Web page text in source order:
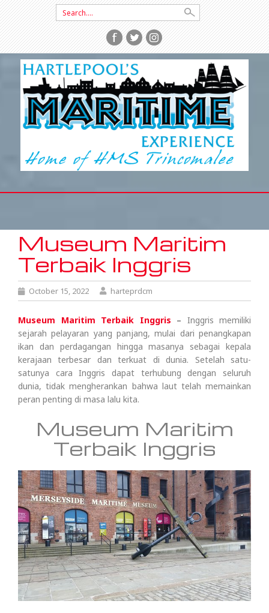
Search
for:
CONTENT
Museum Maritim
Terbaik Inggris
October 15, 2022 harteprdcm
Museum Maritim Terbaik Inggris – Inggris memiliki
sejarah pelayaran yang panjang, mulai dari penangkapan
ikan dan perdagangan hingga masanya sebagai kepala
kerajaan terbesar dan terkuat di dunia. Setelah satu-
satunya cara Inggris dapat terhubung dengan seluruh
dunia, tidak mengherankan bahwa laut telah memainkan
peran penting di masa lalu kita.
Museum Maritim
Terbaik Inggris